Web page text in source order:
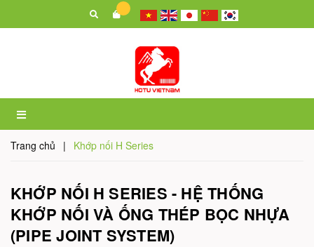
Trang chủ | Khớp nối H Series
KHỚP NỐI H SERIES - HỆ THỐNG
KHỚP NỐI VÀ ỐNG THÉP BỌC NHỰA
(PIPE JOINT SYSTEM)